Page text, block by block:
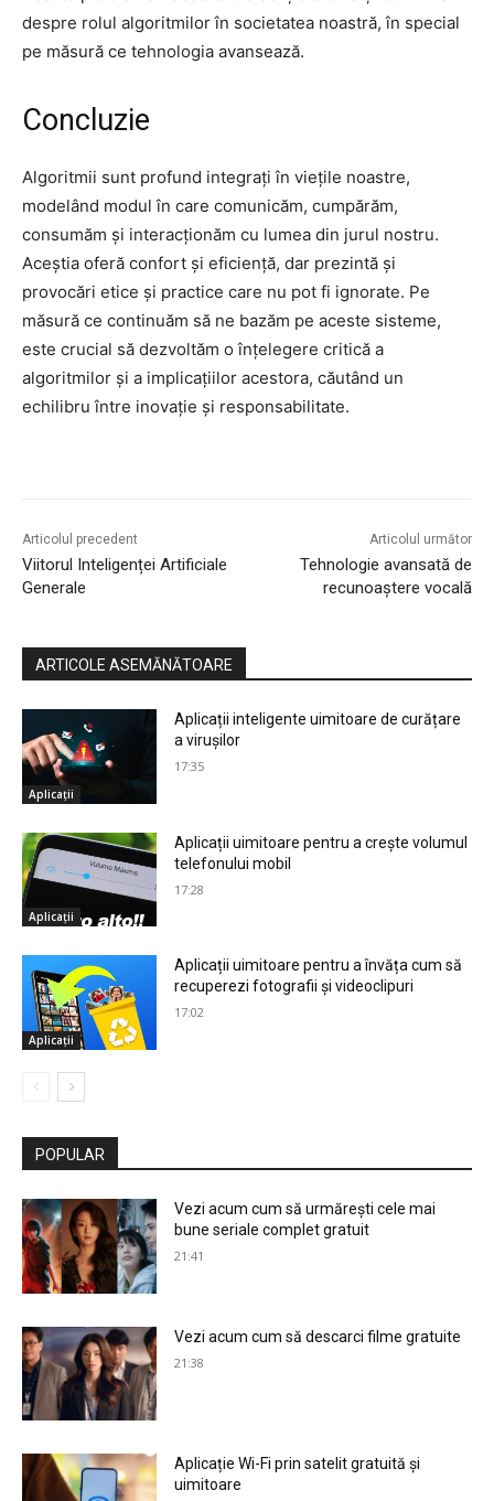
despre rolul algoritmilor în societatea noastră, în special
pe măsură ce tehnologia avansează.
Concluzie
Algoritmii sunt profund integrați în viețile noastre,
modelând modul în care comunicăm, cumpărăm,
consumăm și interacționăm cu lumea din jurul nostru.
Aceștia oferă confort și eficiență, dar prezintă și
provocări etice și practice care nu pot fi ignorate. Pe
măsură ce continuăm să ne bazăm pe aceste sisteme,
este crucial să dezvoltăm o înțelegere critică a
algoritmilor și a implicațiilor acestora, căutând un
echilibru între inovație și responsabilitate.
Articolul precedent
Viitorul Inteligenței Artificiale
Generale
Articolul următor
Tehnologie avansată de
recunoaștere vocală
ARTICOLE ASEMĂNĂTOARE
Aplicații
Aplicații inteligente uimitoare de curățare
a virușilor
17:35
Aplicații
Aplicații uimitoare pentru a crește volumul
telefonului mobil
17:28
Aplicații
Aplicații uimitoare pentru a învăța cum să
recuperezi fotografii și videoclipuri
17:02
POPULAR
Vezi acum cum să urmărești cele mai
bune seriale complet gratuit
21:41
Vezi acum cum să descarci filme gratuite
21:38
Aplicație Wi-Fi prin satelit gratuită și
uimitoare